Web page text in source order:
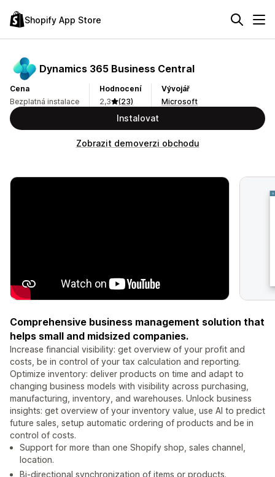
Shopify App Store
Dynamics 365 Business Central
Cena
Bezplatná instalace
Hodnocení
2,3
(23)
Vývojář
Microsoft
Instalovat
Zobrazit demoverzi obchodu
Comprehensive business management solution that
helps small and midsized companies.
Increase financial visibility: get overview of your profit and
costs, be in control of your tax calculation and reporting.
Optimize inventory: deliver products on time and adapt to
changing business models with visibility across purchasing,
manufacturing, inventory, and warehouses. Unlock business
insights: get overview of your inventory value, use AI to predict
future sales, setup automatic ordering of products and be in
control of costs.
Support for more than one Shopify shop, sales channel,
location.
Bi-directional synchronization of items or products.